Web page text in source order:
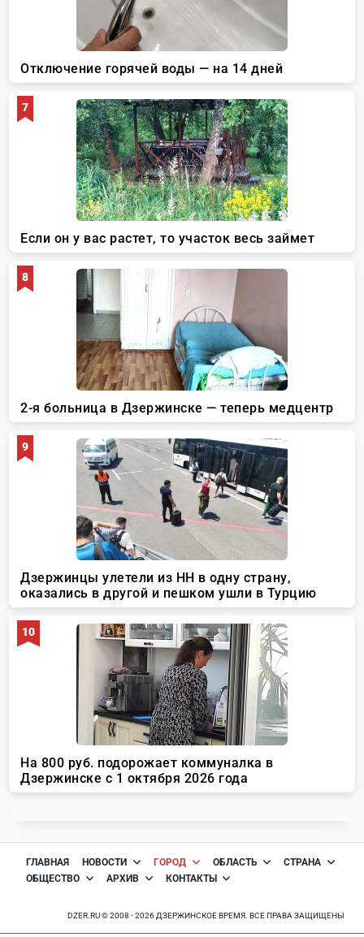
ГЛАВНАЯ НОВОСТИ ГОРОД ОБЛАСТЬ
СТРАНА
ОБЩЕСТВО
АРХИВ КОНТАКТЫ
DZER.RU © 2008 - 2026 ДЗЕРЖИНСКОЕ ВРЕМЯ. ВСЕ ПРАВА ЗАЩИЩЕНЫ